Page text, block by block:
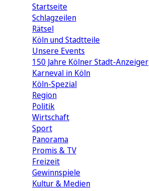
Startseite
Schlagzeilen
Rätsel
Köln und Stadtteile
Unsere Events
150 Jahre Kölner Stadt-Anzeiger
Karneval in Köln
Köln-Spezial
Region
Politik
Wirtschaft
Sport
Panorama
Promis & TV
Freizeit
Gewinnspiele
Kultur & Medien